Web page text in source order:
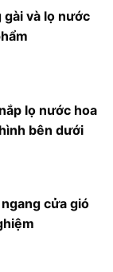
gài và lọ nước
lọ nước hoa
bên dưới
cửa gió